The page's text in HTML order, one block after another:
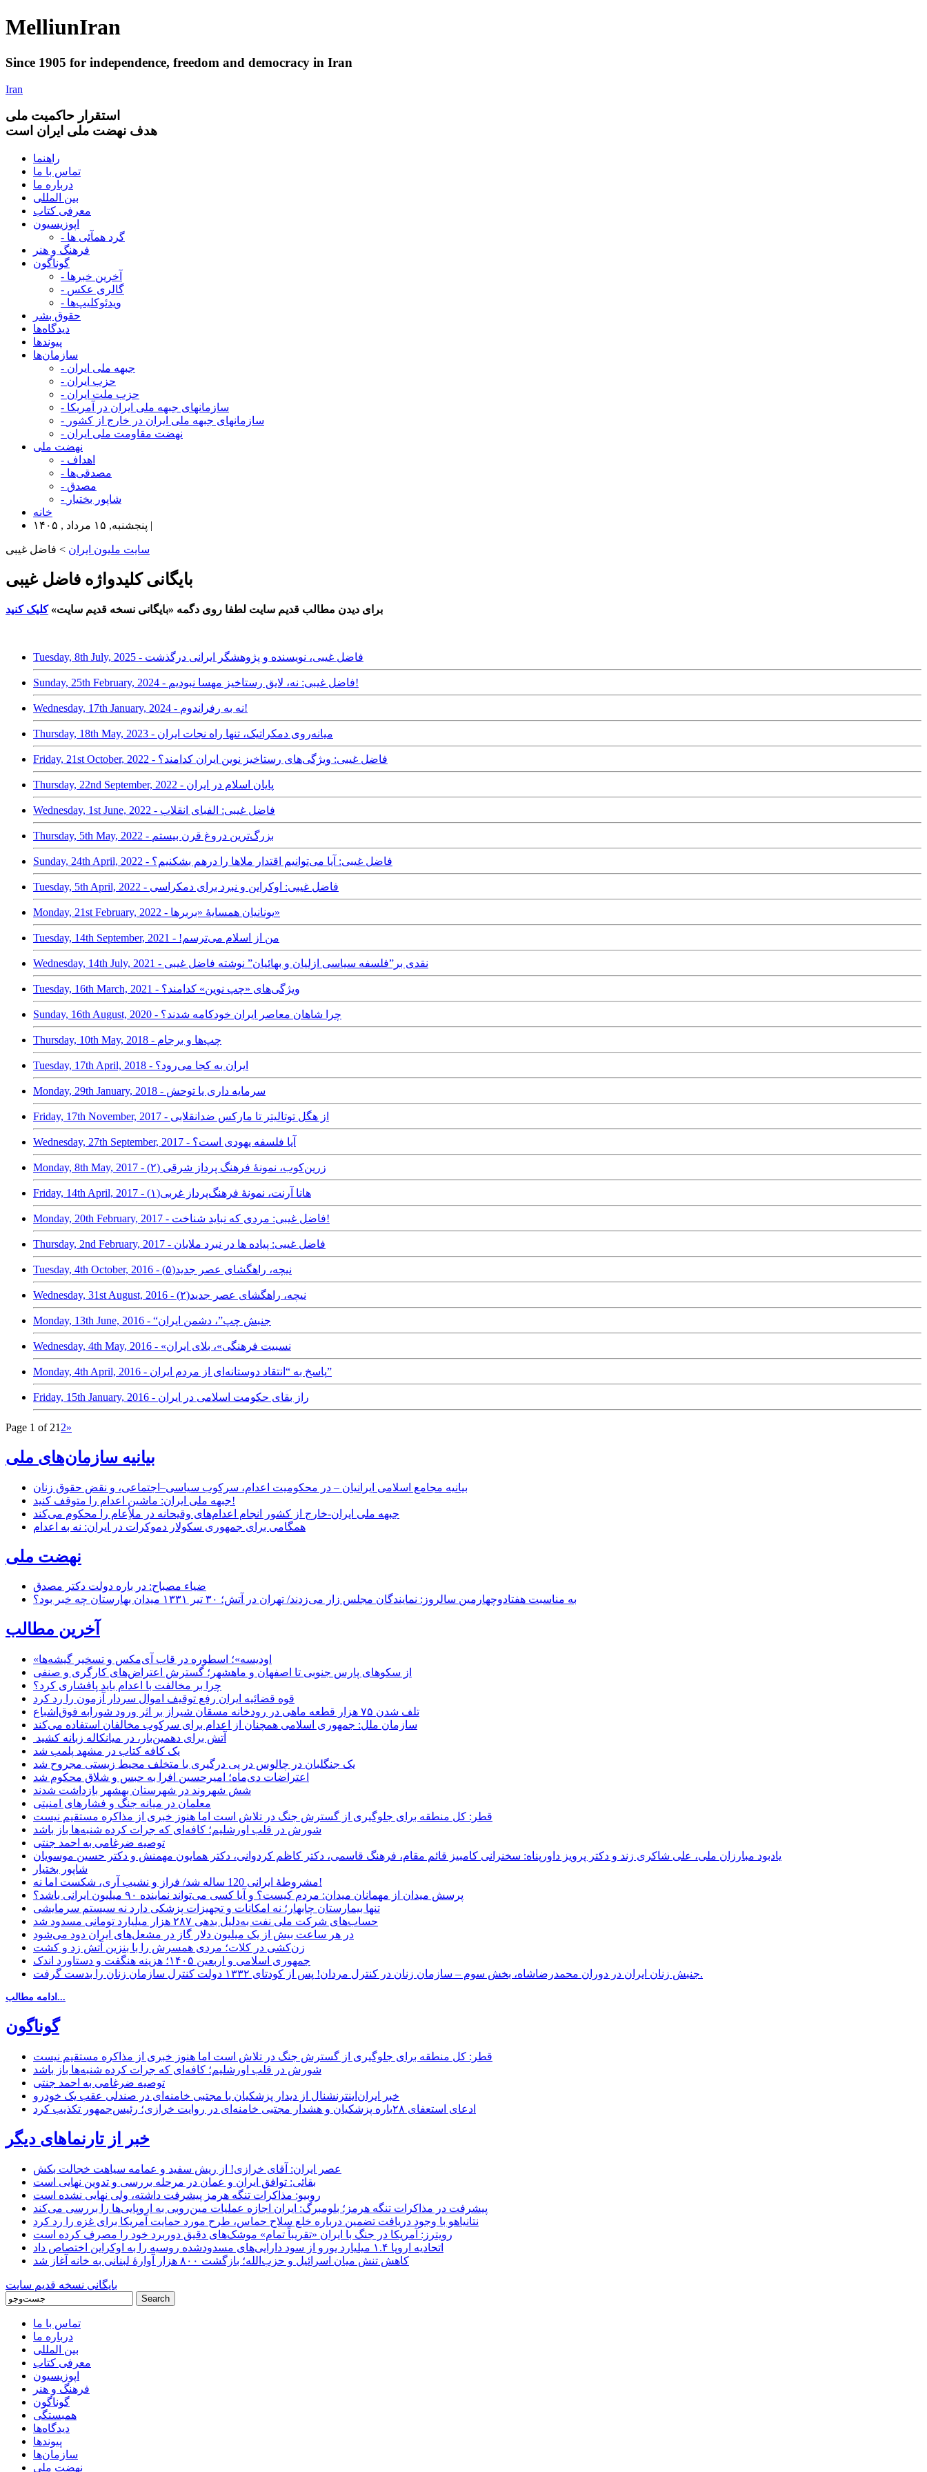
MelliunIran
Since 1905 for independence, freedom and democracy in Iran
Iran
استقرار حاکميت ملی
هدف نهضت ملی ایران است
راهنما
تماس با ما
درباره ما
بین المللی
معرفی کتاب
اپوزیسیون
- گرد همآئی ها
فرهنگ و هنر
گوناگون
- آخرین خبرها
- گالری عکس
- ویدئوکلیپ‌ها
حقوق بشر
دیدگاه‌ها
پیوندها
سازمان‌ها
- جبهه ملی ایران
- حزب ایران
- حزب ملت ایران
- سازمانهای جبهه ملی ایران در آمریکا
- سازمانهای جبهه ملی ایران در خارج از کشور
- نهضت مقاومت ملی ایران
نهضت ملی
- اهداف
- مصدقی‌ها
- مصدق
- شاپور بختیار
خانه
پنجشنبه, ۱۵ مرداد , ۱۴۰۵ |
سایت ملیون ایران > فاضل غیبی
بایگانی کلیدواژه فاضل غیبی
برای دیدن مطالب قدیم سایت لطفا روی دگمه «بایگانی نسخه قدیم سایت»کلیک کنید
Tuesday, 8th July, 2025 - فاضل غیبی،‌ نویسنده و پژوهشگر ایرانی درگذشت
Sunday, 25th February, 2024 - فاضل غیبی: نه، لایق رستاخیز مهسا نبودیم!
Wednesday, 17th January, 2024 - نه به رفراندوم!
Thursday, 18th May, 2023 - میانه‌روی دمکراتیک، تنها راه نجات ایران
Friday, 21st October, 2022 - فاضل غیبی: ویژگی‌های رستاخیز نوین ایران کدامند؟
Thursday, 22nd September, 2022 - پایان اسلام در ایران
Wednesday, 1st June, 2022 - فاضل غیبی: الفبای انقلاب
Thursday, 5th May, 2022 - بزرگ‌ترین دروغ قرن بیستم
Sunday, 24th April, 2022 - فاضل غیبی: آیا می‌توانیم اقتدار ملاها را درهم بشکنیم؟
Tuesday, 5th April, 2022 - فاضل غیبی: اوکراین و نبرد برای دمکراسی
Monday, 21st February, 2022 - یونانیان همسایۀ «بربرها»
Tuesday, 14th September, 2021 - من از اسلام می‌ترسم!‏
Wednesday, 14th July, 2021 - نقدی بر”فلسفه سیاسی ازلیان و بهائیان” نوشته فاضل غیبی
Tuesday, 16th March, 2021 - ویژگی‌های «چپ نوین» کدامند؟
Sunday, 16th August, 2020 - چرا شاهان معاصر ایران خودکامه شدند؟
Thursday, 10th May, 2018 - چپ‌ها و برجام
Tuesday, 17th April, 2018 - ایران به کجا می‌رود؟
Monday, 29th January, 2018 - سرمایه داری یا توحش
Friday, 17th November, 2017 - از هگل توتالیتر تا مارکس ضدانقلابی
Wednesday, 27th September, 2017 - آیا فلسفه یهودی است؟
Monday, 8th May, 2017 - زرین‌کوب، نمونۀ فرهنگ پرداز شرقی (۲)
Friday, 14th April, 2017 - هانا آرنت، نمونۀ فرهنگ‌پرداز غربی(۱)
Monday, 20th February, 2017 - فاضل غیبی: مردی که نباید شناخت!
Thursday, 2nd February, 2017 - فاضل غیبی: پیاده ها در نبرد ملایان
Tuesday, 4th October, 2016 - نیچه، راهگشای عصر جدید(۵)
Wednesday, 31st August, 2016 - نیچه، راهگشای عصر جدید(۲)
Monday, 13th June, 2016 - “جنبش چپ”، دشمن ایران
Wednesday, 4th May, 2016 - «نسبیت فرهنگی»، بلای ایران
Monday, 4th April, 2016 - پاسخ به “انتقاد دوستانه‌ای از مردم ایران”
Friday, 15th January, 2016 - راز بقای حکومت اسلامی در ایران
Page 1 of 21 2»
بیانیه سازمان‌های ملی
بیانیه مجامع اسلامی ایرانیان – در محکومیت اعدام، سرکوب سیاسی–اجتماعی، و نقض حقوق زنان
جبهه ملی ایران: ماشین اعدام را متوقف کنید!
جبهه ملی ایران-خارج از کشور انجام اعدام‌های وقیحانه در ملأِعام را محکوم می‌کند
همگامی برای جمهوری سکولار دموکرات در ایران: نه به اعدام
نهضت ملی
ضیاء مصباح: در باره دولت دکتر مصدق
به مناسبت هفتادوچهارمین سالروز: نمایندگان مجلس زار می‌زدند/ تهران در آتش؛ ۳۰ تیر ۱۳۳۱ میدان بهارستان چه خبر بود؟
آخرین مطالب
«اودیسه»؛ اسطوره در قاب آی‌مکس و تسخیر گیشه‌ها
از سکوهای پارس جنوبی تا اصفهان و ماهشهر؛ گسترش اعتراض‌های کارگری و صنفی
چرا بر مخالفت با اعدام باید پافشاری کرد؟
قوه قضائیه ایران رفع توقیف اموال سردار آزمون را رد کرد
تلف شدن ۷۵ هزار قطعه ماهی در رودخانه مسقان شیراز بر اثر ورود شورابه فوق‌اشباع
سازمان ملل: جمهوری اسلامی همچنان از اعدام برای سرکوب مخالفان استفاده می‌کند
آتش برای دهمین‌بار، در میانکاله زبانه کشید
یک کافه کتاب در مشهد پلمب شد
یک جنگلبان در چالوس در پی درگیری با متخلف محیط زیستی مجروح شد
اعتراضات دی‌ماه؛ امیرحسین افرا به حبس و شلاق محکوم شد
شش شهروند در شهرستان بهشهر بازداشت شدند
معلمان در میانه جنگ و فشارهای امنیتی
قطر: کل منطقه برای جلوگیری از گسترش جنگ در تلاش است اما هنوز خبری از مذاکره مستقیم نیست
شورش در قلب اورشلیم؛ کافه‌ای که جرات کرده شنبه‌ها باز باشد
توصیه ضرغامی به احمد جنتی
یادبود مبارزان ملی، علی شاکری زند و دکتر پرویز داورپناه: سخنرانی کامبیز قائم مقام، فرهنگ قاسمی، دکتر کاظم کردوانی، دکتر همایون مهمنش و دکتر حسین موسویان
شاپور بختیار
مشروطۀ ایرانی 120 ساله شد/ فراز و نشیب آری، شکست اما نه!
پرسش میدان از مهمانان میدان: مردم کیست؟ و آیا کسی می‌تواند نماینده ۹۰ میلیون ایرانی باشد؟
تنها بیمارستان چابهار؛ نه امکانات و تجهیزات پزشکی دارد نه سیستم سرمایشی
حساب‌های شرکت ملی نفت به‌دلیل بدهی ۲۸۷ هزار میلیارد تومانی مسدود شد
در هر ساعت بیش از یک میلیون دلار گاز در مشعل‌های ایران دود می‌شود
زن‌کشی در کلات؛ مردی همسرش را با بنزین آتش زد و کشت
جمهوری اسلامی و اربعین ۱۴۰۵؛ هزینه هنگفت و دستاورد اندک
جنبش زنان ایران در دوران محمدرضاشاه، بخش سوم – سازمان زنان در کنترل مردان! پس از کودتای ۱۳۳۲ دولت کنترل سازمان زنان را بدست گرفت.
ادامه مطالب...
گوناگون
قطر: کل منطقه برای جلوگیری از گسترش جنگ در تلاش است اما هنوز خبری از مذاکره مستقیم نیست
شورش در قلب اورشلیم؛ کافه‌ای که جرات کرده شنبه‌ها باز باشد
توصیه ضرغامی به احمد جنتی
خبر ایران‌اینترنشنال از دیدار پزشکیان با مجتبی خامنه‌ای در صندلی عقب یک خودرو
ادعای استعفای ۲۸باره پزشکیان و هشدار مجتبی خامنه‌ای در روایت خرازی؛ رئیس‌جمهور تکذیب کرد
خبر از تارنماهای دیگر
عصر ایران: آقای خرازی! از ریش سفید و عمامه سیاهت خجالت بکش
بقائی: توافق ایران و عمان در مرحله بررسی و تدوین نهایی است
روبیو: مذاکرات تنگه هرمز پیشرفت داشته، ولی نهایی نشده است
پیشرفت در مذاکرات تنگه هرمز؛ بلومبرگ: ایران اجازه عملیات مین‌روبی به اروپایی‌ها را بررسی می‌کند
نتانیاهو با وجود دریافت تضمین درباره خلع سلاح حماس، طرح مورد حمایت آمریکا برای غزه را رد کرد
رویترز: آمریکا در جنگ با ایران «تقریباً تمام» موشک‌های دقیق دوربرد خود را مصرف کرده است
اتحادیه اروپا ۱.۴ میلیارد یورو از سود دارایی‌های مسدودشده روسیه را به اوکراین ‏اختصاص داد
کاهش تنش میان اسرائیل و حزب‌الله؛ بازگشت ۸۰۰ هزار آوارۀ لبنانی به خانه‌ آغاز شد
بایگانی نسخه قدیم سایت
تماس با ما
درباره ما
بین المللی
معرفی کتاب
اپوزیسیون
فرهنگ و هنر
گوناگون
همبستگی
دیدگاه‌ها
پیوندها
سازمان‌ها
نهضت ملی